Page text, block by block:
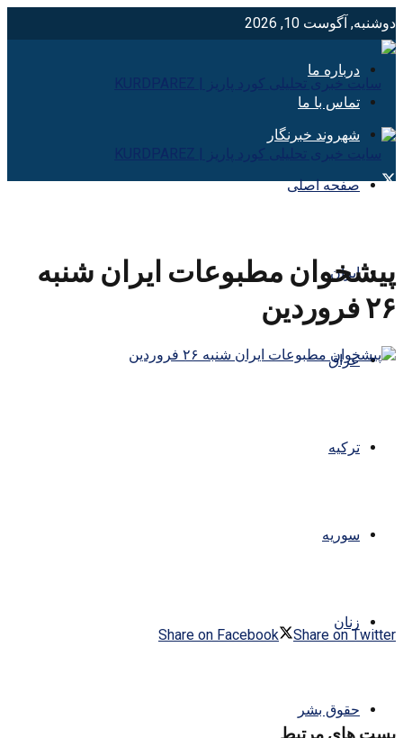
دوشنبه, آگوست 10, 2026
درباره ما
تماس با ما
شهروند خبرنگار
صفحه اصلی
ایران
عراق
ترکیه
سوریه
زنان
حقوق بشر
پیشخوان مطبوعات ایران شنبه
۲۶ فروردین
Share on Facebook Share on Twitter